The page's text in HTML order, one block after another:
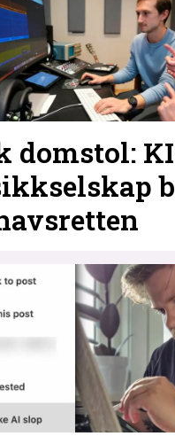
domstol: